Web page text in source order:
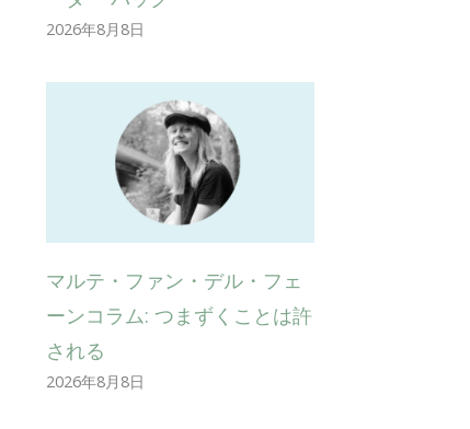
2026年8月8日
マルテ・ファン・デル・フェ
ーンコラム: つまずくことは許
される
2026年8月8日